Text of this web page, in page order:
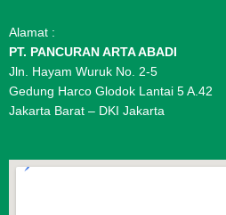
Alamat :
PT. PANCURAN ARTA ABADI
Jln. Hayam Wuruk No. 2-5
Gedung Harco Glodok Lantai 5 A.42
Jakarta Barat – DKI Jakarta